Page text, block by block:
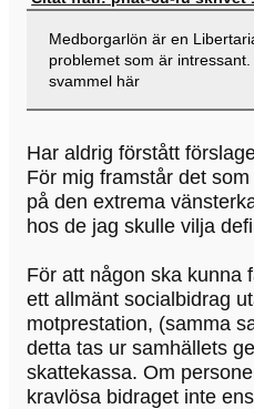
Medborgarlön är en
problemet som är
svammel här
Har aldrig förstått
För mig framstår det
på den extrema
hos de jag skulle vilja
För att någon ska kunna
ett allmänt socialbidrag
motprestation, (samma
detta tas ur samhällets
skattekassa. Om
kravlösa bidraget inte